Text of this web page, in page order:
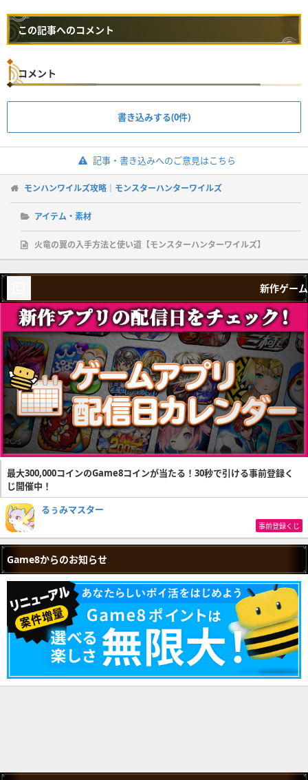
この記事へのコメント
コメント
書き込みする(0件)
記事・書き込みへのご意見はこちら
モンハンワイルズ攻略｜モンスターハンターワイルズ
アイテム・素材
火竜の翼の入手方法と使い道【モンスターハンターワイルズ】
新作ゲーム
最大300,000コインのGame8コインが当たる！30秒で引ける事前登録く
じ開催中！
るぅみマスター
事前登録くじ
Game8からのお知らせ